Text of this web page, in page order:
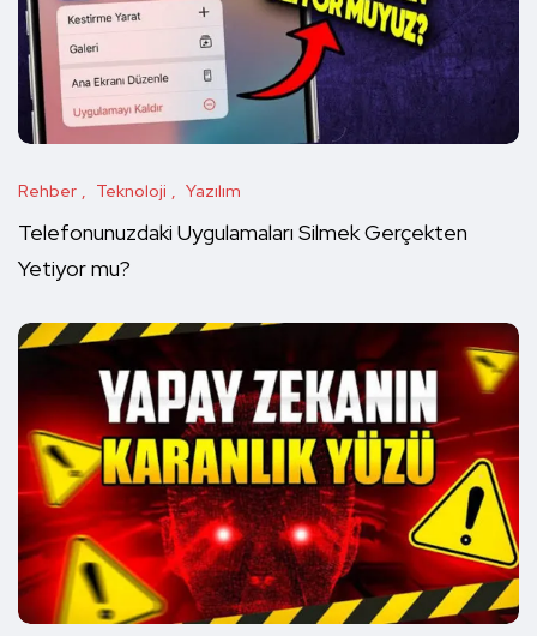
Rehber Teknoloji Yazılım
Telefonunuzdaki Uygulamaları Silmek Gerçekten
Yetiyor mu?